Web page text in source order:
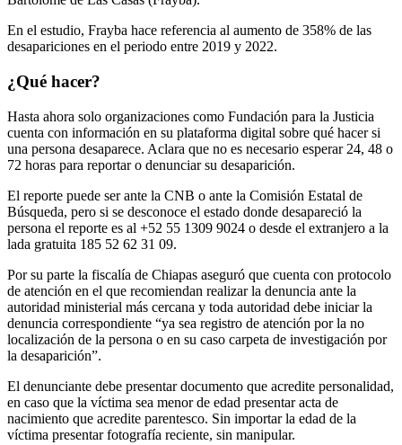
En el estudio, Frayba hace referencia al aumento de 358% de las
desapariciones en el periodo entre 2019 y 2022.
¿Qué hacer?
Hasta ahora solo organizaciones como Fundación para la Justicia
cuenta con información en su plataforma digital sobre qué hacer si
una persona desaparece. Aclara que no es necesario esperar 24, 48 o
72 horas para reportar o denunciar su desaparición.
El reporte puede ser ante la CNB o ante la Comisión Estatal de
Búsqueda, pero si se desconoce el estado donde desapareció la
persona el reporte es al +52 55 1309 9024 o desde el extranjero a la
lada gratuita 185 52 62 31 09.
Por su parte la fiscalía de Chiapas aseguró que cuenta con protocolo
de atención en el que recomiendan realizar la denuncia ante la
autoridad ministerial más cercana y toda autoridad debe iniciar la
denuncia correspondiente “ya sea registro de atención por la no
localización de la persona o en su caso carpeta de investigación por
la desaparición”.
El denunciante debe presentar documento que acredite personalidad,
en caso que la víctima sea menor de edad presentar acta de
nacimiento que acredite parentesco. Sin importar la edad de la
víctima presentar fotografía reciente, sin manipular.